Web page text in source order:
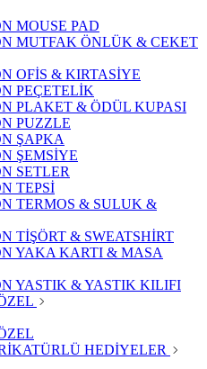
MOUSE PAD
MUTFAK ÖNLÜK & CEKET
OFİS & KIRTASİYE
PEÇETELİK
PLAKET & ÖDÜL KUPASI
PUZZLE
ŞAPKA
ŞEMSİYE
SETLER
TEPSİ
TERMOS & SULUK &
TİŞÖRT & SWEATSHİRT
YAKA KARTI & MASA
YASTIK & YASTIK KILIFI
HEDİYELER